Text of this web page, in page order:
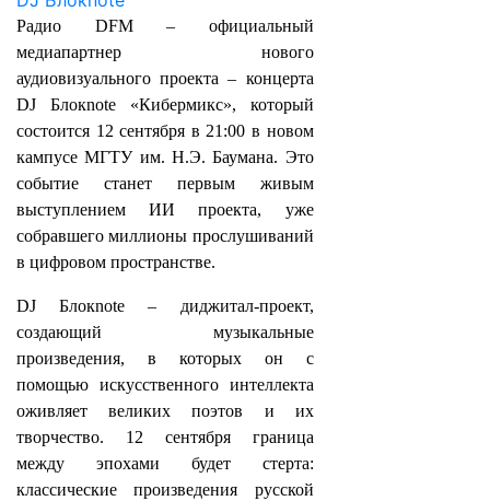
Радио DFM – официальный
медиапартнер нового
аудиовизуального проекта – концерта
DJ Блокnote «Кибермикс», который
состоится 12 сентября в 21:00 в новом
кампусе МГТУ им. Н.Э. Баумана. Это
событие станет первым живым
выступлением ИИ проекта, уже
собравшего миллионы прослушиваний
в цифровом пространстве.
DJ Блокnote – диджитал-проект,
создающий музыкальные
произведения, в которых он с
помощью искусственного интеллекта
оживляет великих поэтов и их
творчество. 12 сентября граница
между эпохами будет стерта:
классические произведения русской